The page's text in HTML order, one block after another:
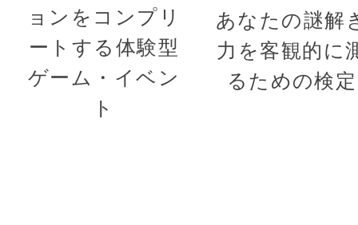
ョンをコンプリ
ートする体験型
ゲーム・イベン
ト
あなたの謎解
力を客観的に
るための検定